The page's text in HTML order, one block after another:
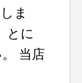
ま
とに
当店